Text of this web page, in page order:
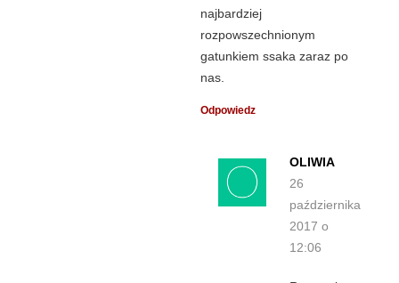
najbardziej
rozpowszechnionym
gatunkiem ssaka zaraz po
nas.
Odpowiedz
OLIWIA
26
października
2017 o
12:06